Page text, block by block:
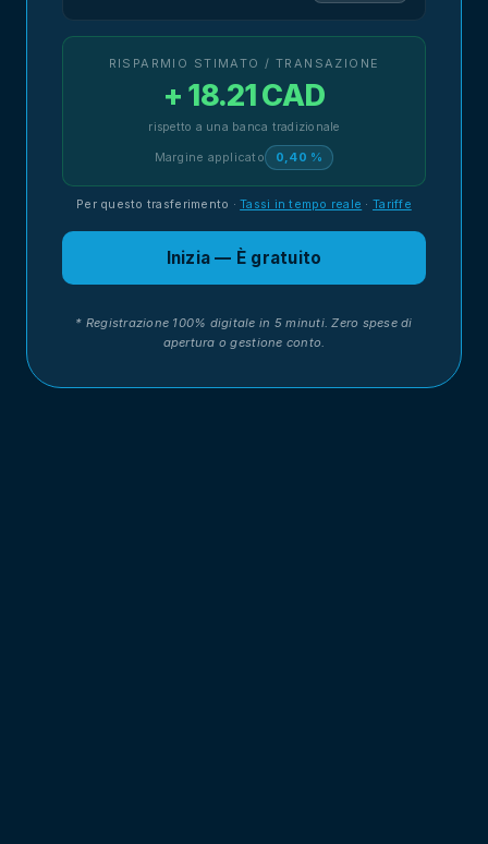
RISPARMIO STIMATO / TRANSAZIONE
+ 18.21 CAD
rispetto a una banca tradizionale
Margine applicato 0,40 %
Per questo trasferimento ·Tassi in tempo reale ·Tariffe
Inizia — È gratuito
* Registrazione 100% digitale in 5 minuti. Zero spese di
apertura o gestione conto.